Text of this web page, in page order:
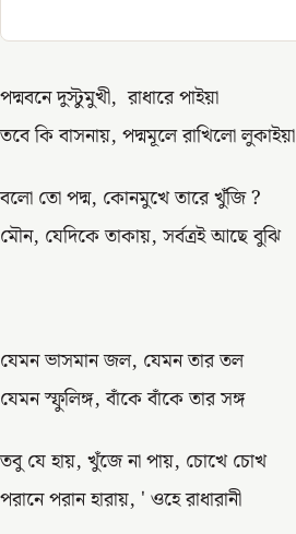
পদ্মবনে দুস্টুমুখী, রাধারে পাইয়া
তবে কি বাসনায়, পদ্মমূলে রাখিলো লুকাইয়া
বলো তো পদ্ম, কোনমুখে তারে খুঁজি ?
মৌন, যেদিকে তাকায়, সর্বত্রই আছে বুঝি
যেমন ভাসমান জল, যেমন তার তল
যেমন স্ফুলিঙ্গ, বাঁকে বাঁকে তার সঙ্গ
তবু যে হায়, খুঁজে না পায়, চোখে চোখ
পরানে পরান হারায়, ' ওহে রাধারানী